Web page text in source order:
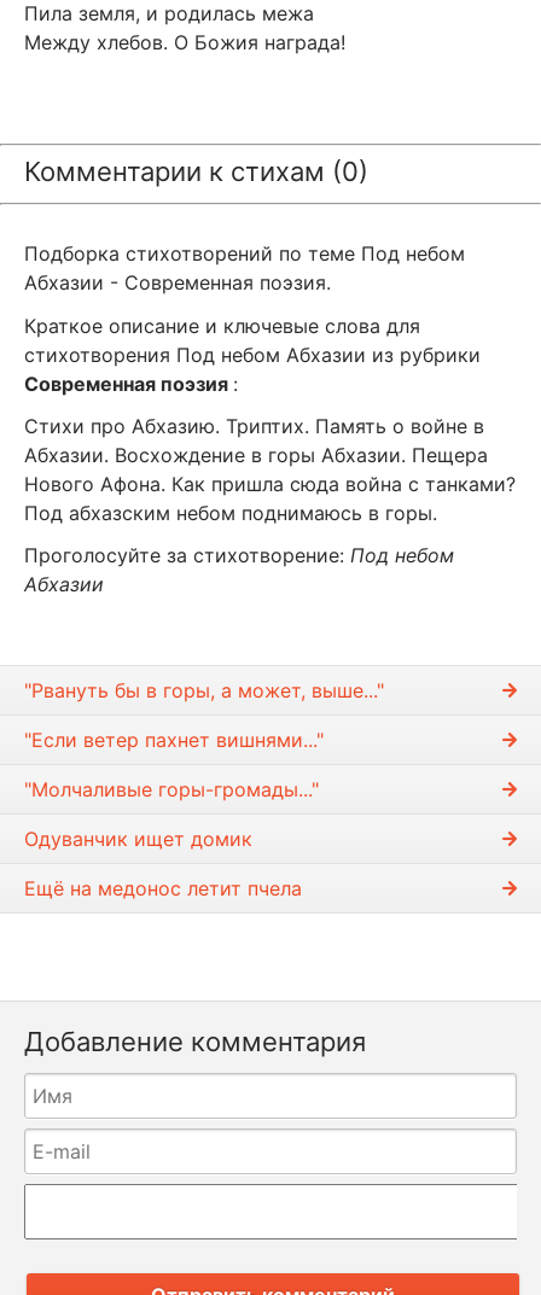
Пила земля, и родилась межа
Между хлебов. О Божия награда!
Комментарии к стихам (0)
Подборка стихотворений по теме Под небом
Абхазии - Современная поэзия.
Краткое описание и ключевые слова для
стихотворения Под небом Абхазии из рубрики
Современная поэзия :
Стихи про Абхазию. Триптих. Память о войне в
Абхазии. Восхождение в горы Абхазии. Пещера
Нового Афона. Как пришла сюда война с танками?
Под абхазским небом поднимаюсь в горы.
Проголосуйте за стихотворение: Под небом
Абхазии
"Рвануть бы в горы, а может, выше..."
"Если ветер пахнет вишнями..."
"Молчаливые горы-громады..."
Одуванчик ищет домик
Ещё на медонос летит пчела
Добавление комментария